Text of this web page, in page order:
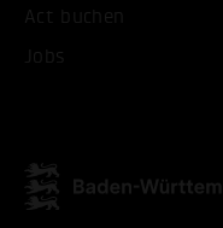
Act buchen
Jobs